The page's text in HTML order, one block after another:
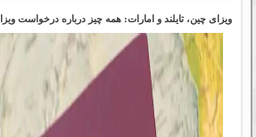
ویزای چین، تایلند و امارات: همه چیز درباره درخواست ویزا